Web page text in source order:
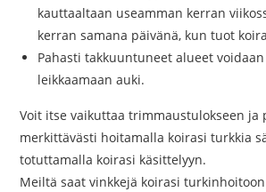
kauttaaltaan useamman kerran
kerran samana päivänä, kun tuot
Pahasti takkuuntuneet alueet
leikkaamaan auki.
Voit itse vaikuttaa trimmaustulokseen ja
merkittävästi hoitamalla koirasi turkkia
totuttamalla koirasi käsittelyyn.
Meiltä saat vinkkejä koirasi